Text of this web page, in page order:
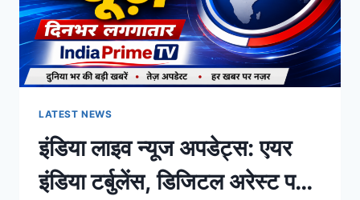
बड़ा
ऐलान,
पल-
पल
की
LATEST NEWS
इंडिया लाइव न्यूज अपडेट्स: एयर
इंडिया टर्बुलेंस, डिजिटल अरेस्ट पर